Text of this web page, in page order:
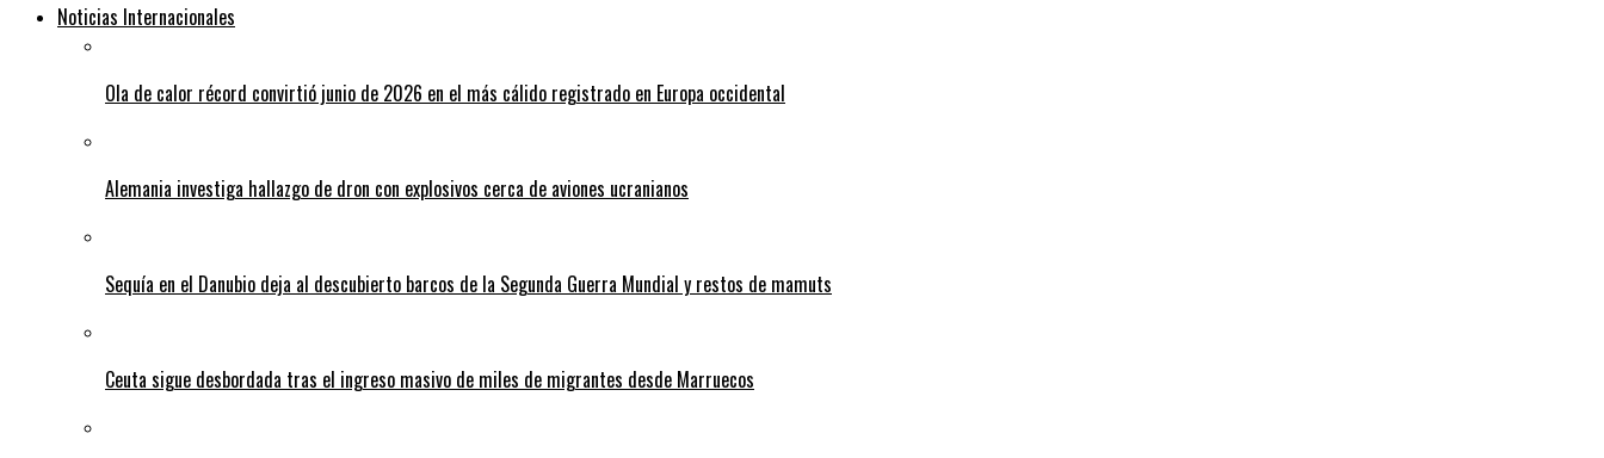
Noticias Internacionales
Ola de calor récord convirtió junio de 2026 en el más cálido registrado en Europa occidental
Alemania investiga hallazgo de dron con explosivos cerca de aviones ucranianos
Sequía en el Danubio deja al descubierto barcos de la Segunda Guerra Mundial y restos de mamuts
Ceuta sigue desbordada tras el ingreso masivo de miles de migrantes desde Marruecos